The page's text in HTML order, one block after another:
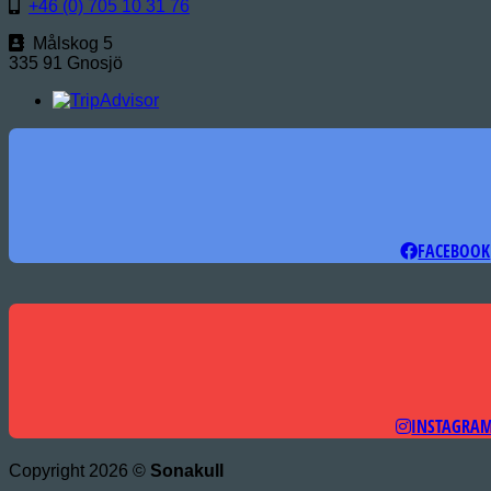
+46 (0) 705 10 31 76
Målskog 5
335 91 Gnosjö
FACEBOOK
Copyright 2026 © Sonakull